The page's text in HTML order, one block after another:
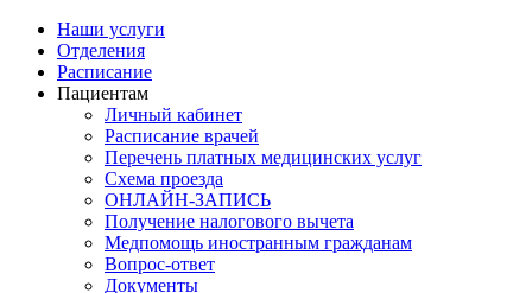
Наши услуги
Отделения
Расписание
Пациентам
Личный кабинет
Расписание врачей
Перечень платных медицинских услуг
Схема проезда
ОНЛАЙН-ЗАПИСЬ
Получение налогового вычета
Медпомощь иностранным гражданам
Вопрос-ответ
Документы